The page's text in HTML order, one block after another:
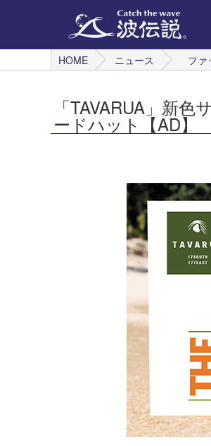
HOME
ニュース ファ
「TAVARUA」新
ードハット【AD】